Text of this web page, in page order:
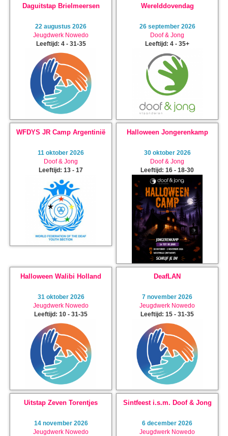
Daguitstap Brielmeersen
22 augustus 2026
Jeugdwerk Nowedo
Leeftijd: 4 - 31-35
Werelddovendag
26 september 2026
Doof & Jong
Leeftijd: 4 - 35+
WFDYS JR Camp Argentinië
11 oktober 2026
Doof & Jong
Leeftijd: 13 - 17
Halloween Jongerenkamp
30 oktober 2026
Doof & Jong
Leeftijd: 16 - 18-30
Halloween Walibi Holland
31 oktober 2026
Jeugdwerk Nowedo
Leeftijd: 10 - 31-35
DeafLAN
7 november 2026
Jeugdwerk Nowedo
Leeftijd: 15 - 31-35
Uitstap Zeven Torentjes
14 november 2026
Jeugdwerk Nowedo
Sintfeest i.s.m. Doof & Jong
6 december 2026
Jeugdwerk Nowedo